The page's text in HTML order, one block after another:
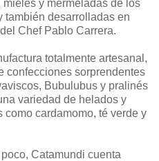
y mermeladas de los
también desarrolladas en
Chef Pablo Carrera.
totalmente artesanal,
confecciones sorprendentes
Bubulubus y pralinés
variedad de helados y
cardamomo, té verde y
Catamundi cuenta